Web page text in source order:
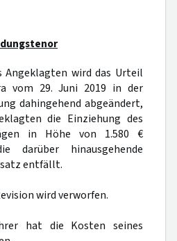
Angeklagten wird das Urteil
vom 29. Juni 2019 in der
dahingehend abgeändert,
die Einziehung des
in Höhe von 1.580 €
darüber hinausgehende
entfällt.
wird verworfen.
hat die Kosten seines